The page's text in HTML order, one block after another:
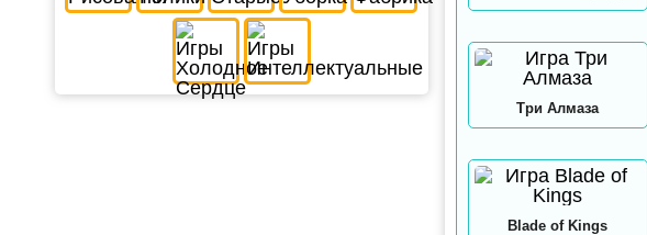
Три Алмаза
Blade of Kings